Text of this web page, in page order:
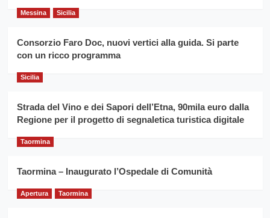
grano
anno
Franco
Caruso
Messina Sicilia
Consorzio Faro Doc, nuovi vertici alla guida. Si parte
con un ricco programma
Sicilia
Strada del Vino e dei Sapori dell’Etna, 90mila euro dalla
Regione per il progetto di segnaletica turistica digitale
Taormina
Taormina – Inaugurato l’Ospedale di Comunità
Apertura Taormina